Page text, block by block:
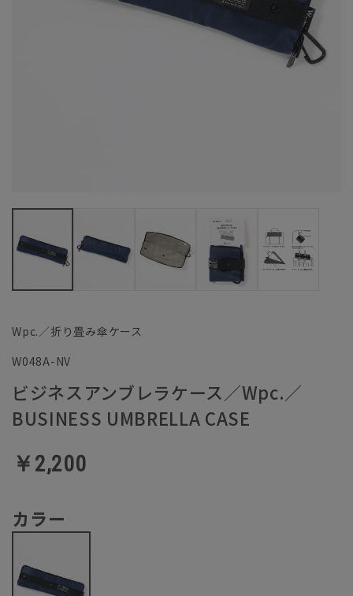
Wpc.／折り畳み傘ケース
W048A-NV
ビジネスアンブレラケース／Wpc.／
BUSINESS UMBRELLA CASE
￥2,200
カラー